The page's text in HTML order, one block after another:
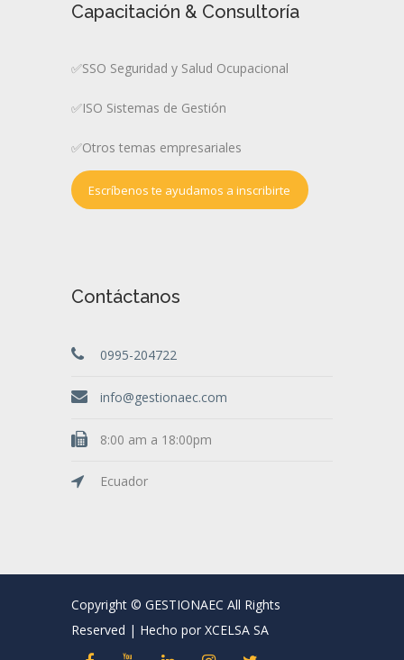
Capacitación & Consultoría
✅SSO Seguridad y Salud Ocupacional
✅ISO Sistemas de Gestión
✅Otros temas empresariales
Escríbenos te ayudamos a inscribirte
Contáctanos
0995-204722
info@gestionaec.com
8:00 am a 18:00pm
Ecuador
Copyright © GESTIONAEC All Rights
Reserved | Hecho por XCELSA SA